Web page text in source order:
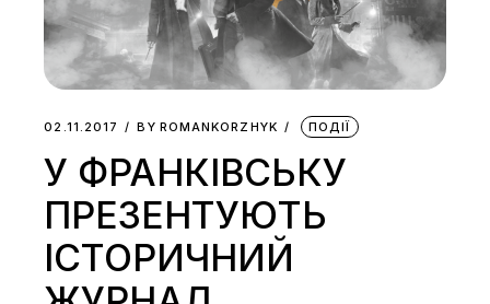
02.11.2017 BY ROMANKORZHYK ПОДІЇ
У ФРАНКІВСЬКУ
ПРЕЗЕНТУЮТЬ
ІСТОРИЧНИЙ